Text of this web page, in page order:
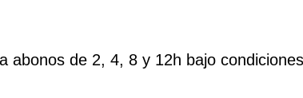
abonos de 2, 4, 8 y 12h bajo